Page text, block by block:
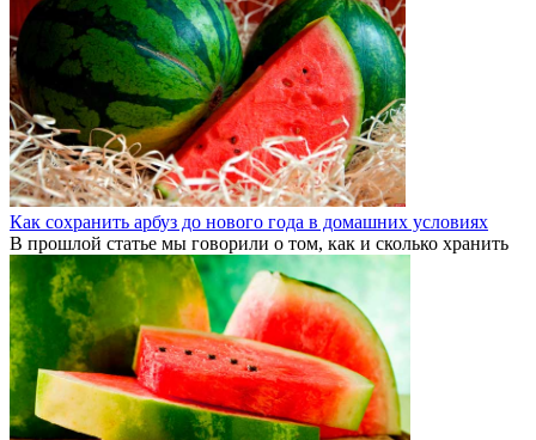
Как сохранить арбуз до нового года в домашних условиях
В прошлой статье мы говорили о том, как и сколько хранить